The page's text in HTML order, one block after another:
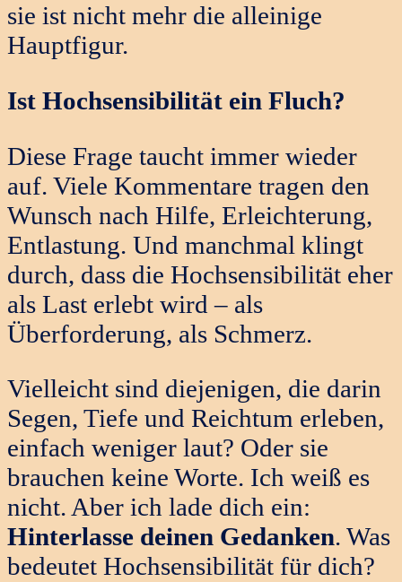
sie ist nicht mehr die alleinige
Hauptfigur.
Ist Hochsensibilität ein Fluch?
Diese Frage taucht immer wieder
auf. Viele Kommentare tragen den
Wunsch nach Hilfe, Erleichterung,
Entlastung. Und manchmal klingt
durch, dass die Hochsensibilität eher
als Last erlebt wird – als
Überforderung, als Schmerz.
Vielleicht sind diejenigen, die darin
Segen, Tiefe und Reichtum erleben,
einfach weniger laut? Oder sie
brauchen keine Worte. Ich weiß es
nicht. Aber ich lade dich ein:
Hinterlasse deinen Gedanken. Was
bedeutet Hochsensibilität für dich?